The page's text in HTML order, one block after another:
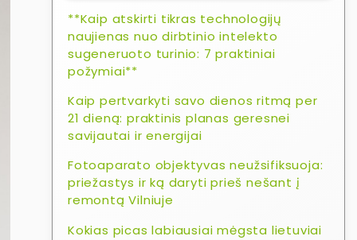
**Kaip atskirti tikras technologijų
naujienas nuo dirbtinio intelekto
sugeneruoto turinio: 7 praktiniai
požymiai**
Kaip pertvarkyti savo dienos ritmą per
21 dieną: praktinis planas geresnei
savijautai ir energijai
Fotoaparato objektyvas neužsifiksuoja:
priežastys ir ką daryti prieš nešant į
remontą Vilniuje
Kokias picas labiausiai mėgsta lietuviai